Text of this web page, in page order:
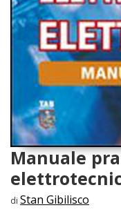
Manuale
di Stan Gibilisco